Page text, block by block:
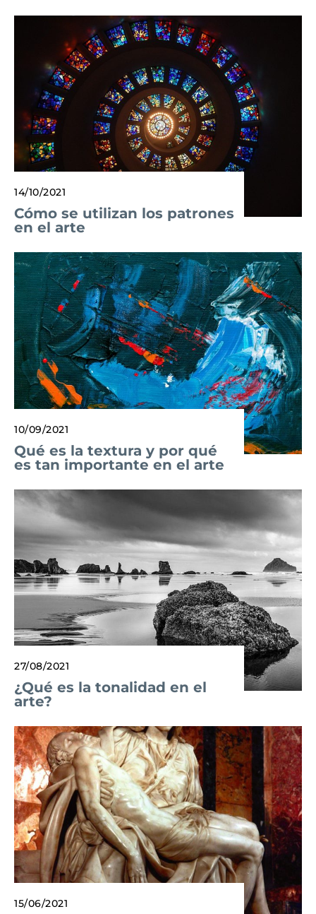
14/10/2021
Cómo se utilizan los patrones
en el arte
10/09/2021
Qué es la textura y por qué
es tan importante en el arte
27/08/2021
¿Qué es la tonalidad en el
arte?
15/06/2021